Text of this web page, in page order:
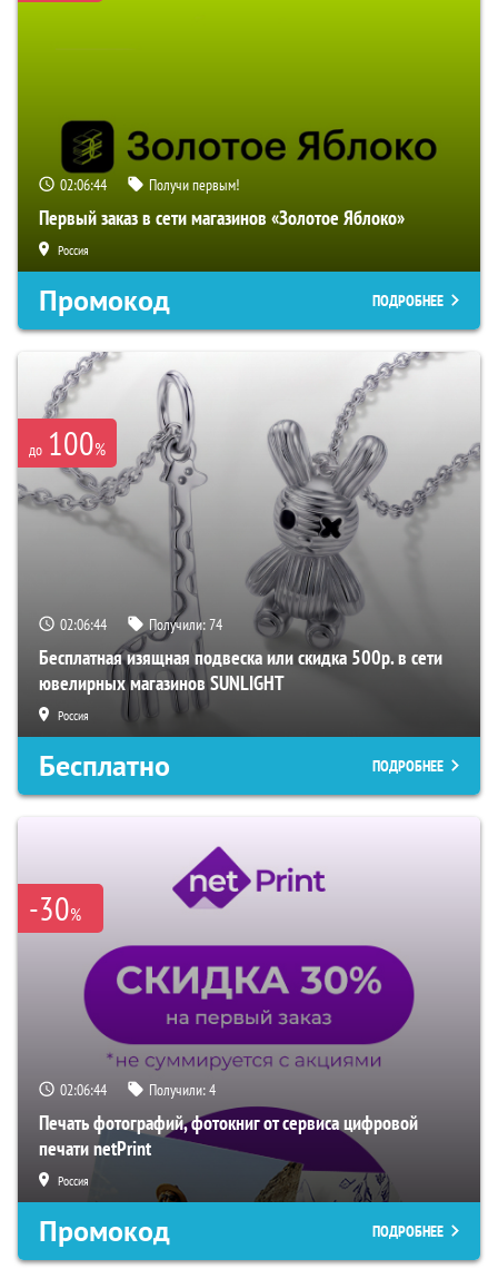
02:06:43 Получи первым!
Первый заказ в сети магазинов «Золотое Яблоко»
Россия
Промокод ПОДРОБНЕЕ
до 100%
02:06:43 Получили:74
Бесплатная изящная подвеска или скидка 500р. в сети
ювелирных магазинов SUNLIGHT
Россия
Бесплатно ПОДРОБНЕЕ
-30%
02:06:43 Получили:4
Печать фотографий, фотокниг от сервиса цифровой
печати netPrint
Россия
Промокод ПОДРОБНЕЕ